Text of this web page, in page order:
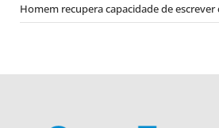
Homem recupera capacidade de